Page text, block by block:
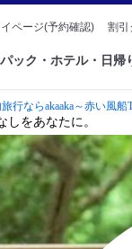
ページ(予約確認) 割引
ック・ホテル・日帰
行ならakaaka～赤い風船
をあなたに。